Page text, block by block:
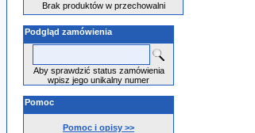
Brak produktów w przechowalni
Podgląd zamówienia
Aby sprawdzić status zamówienia
wpisz jego unikalny numer
Pomoc
Pomoc i opisy >>